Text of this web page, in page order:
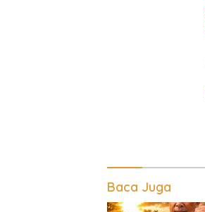
Baca Juga